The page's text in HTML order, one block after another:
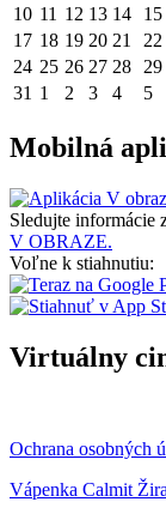
10 11 12 13 14 15
17 18 19 20 21 22
24 25 26 27 28 29
31 1 2 3 4 5
Mobilná
Sledujte informácie
V OBRAZE.
Voľne k stiahnutiu:
Virtuálny
Ochrana osobných
Vápenka Calmit